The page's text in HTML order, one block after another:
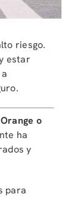
riesgo.
estar
o
ha
y
para